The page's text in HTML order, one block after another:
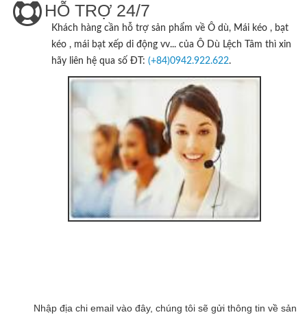
HỖ TRỢ 24/7
Khách hàng cần hỗ trợ sản phẩm về Ô dù, Mái kéo , bạt
kéo , mái bạt xếp di động vv... của Ô Dù Lệch Tâm thì xin
hãy liên hệ qua số ĐT: (+84)0942.922.622.
Nhập địa chi email vào đây, chúng tôi sẽ gửi thông tin về sản